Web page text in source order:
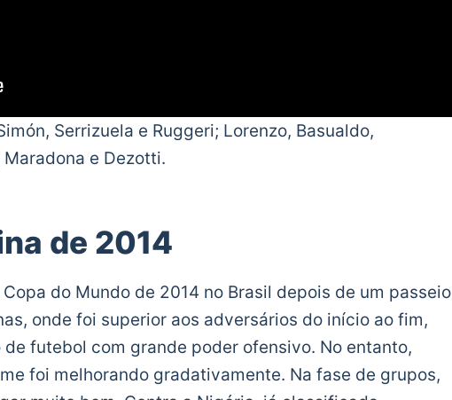
Serrizuela e Ruggeri; Lorenzo, Basualdo,
e Dezotti.
de 2014
do Mundo de 2014 no Brasil depois de um passeio
onde foi superior aos adversários do início ao fim,
futebol com grande poder ofensivo. No entanto,
foi melhorando gradativamente. Na fase de grupos,